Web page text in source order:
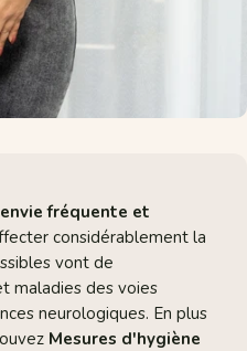
envie fréquente et
considérablement la
vont de
maladies des voies
neurologiques. En plus
Mesures d'hygiène